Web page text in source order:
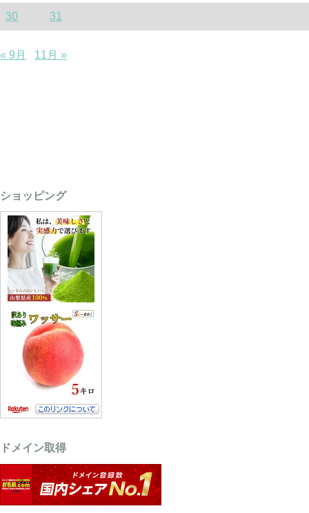
30 31
« 9月 11月 »
ショッピング
ドメイン取得